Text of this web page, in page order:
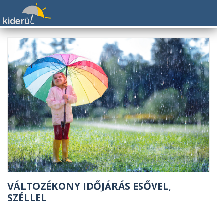
VÁLTOZÉKONY IDŐJÁRÁS ESŐVEL,
SZÉLLEL